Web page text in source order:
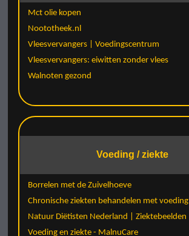
Mct olie kopen
Noototheek.nl
Vleesvervangers | Voedingscentrum
Vleesvervangers: eiwitten zonder vlees
Walnoten gezond
Voeding / ziekte
Borrelen met de Zuivelhoeve
Chronische ziekten behandelen met voeding
Natuur Diëtisten Nederland | Ziektebeelden
Voeding en ziekte - MalnuCare